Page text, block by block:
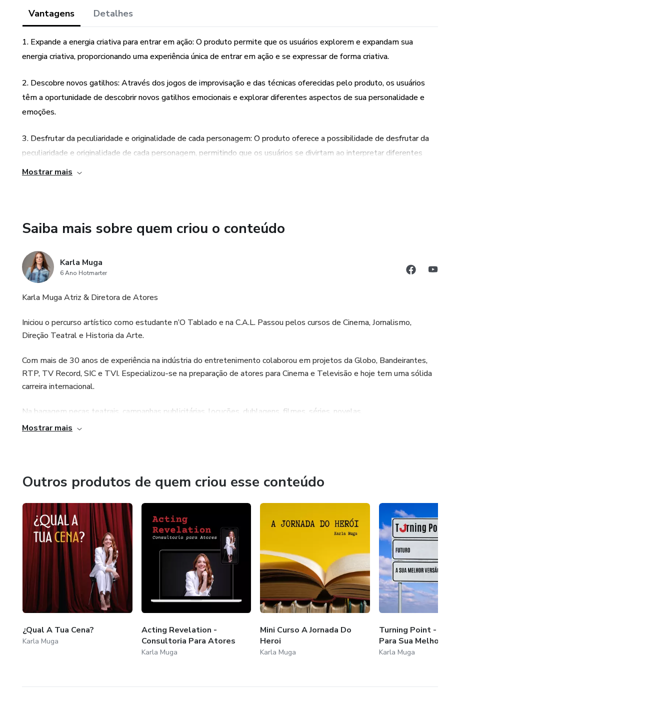
- Não utilize as suas memórias e traumas.
- Treina criatividade.
- Identifica vícios emocionais e programas mentais
- Jogos de Improviso
Consulte as condições de acesso ao grupo de estudo QTC? em Karlamugainfo@gmail.com
Vantagens Detalhes
1. Expande a energia criativa para entrar em ação: O produto permite que os usuários explorem e expandam sua
energia criativa, proporcionando uma experiência única de entrar em ação e se expressar de forma criativa.
2. Descobre novos gatilhos: Através dos jogos de improvisação e das técnicas oferecidas pelo produto, os usuários
têm a oportunidade de descobrir novos gatilhos emocionais e explorar diferentes aspectos de sua personalidade e
emoções.
3. Desfrutar da peculiaridade e originalidade de cada personagem: O produto oferece a possibilidade de desfrutar da
peculiaridade e originalidade de cada personagem, permitindo que os usuários se divirtam ao interpretar diferentes
papéis e explorar diferentes perspectivas.
profundo e autêntico.
5. Treina criatividade, foco e estado de presença: O produto oferece treinamentos e exercícios que ajudam os usuários
a desenvolver sua criatividade, foco e estado de presença, habilidades essenciais para atores e artistas em geral.
Mostrar mais
Saiba mais sobre quem criou o conteúdo
Karla Muga
6 Ano Hotmarter
Karla Muga Atriz & Diretora de Atores
Iniciou o percurso artístico como estudante n’O Tablado e na C.A.L. Passou pelos cursos de Cinema, Jornalismo,
Direção Teatral e Historia da Arte.
Com mais de 30 anos de experiência na indústria do entretenimento colaborou em projetos da Globo, Bandeirantes,
RTP, TV Record, SIC e TVI. Especializou-se na preparação de atores para Cinema e Televisão e hoje tem uma sólida
carreira internacional.
Na bagagem peças teatrais, campanhas publicitárias, locuções, dublagens, filmes, séries, novelas.
Mostrar mais
Outros produtos de quem criou esse conteúdo
¿Qual A Tua Cena?
Karla Muga
Acting Revelation -
Consultoria Para Atores
Karla Muga
Mini Curso A Jornada Do
Heroi
Karla Muga
Turning Point - Códigos
Para Sua Melhor Versão
Karla Muga